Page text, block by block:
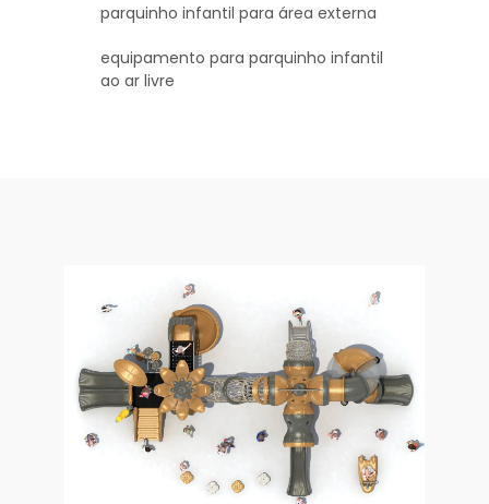
parquinho infantil para área externa
equipamento para parquinho infantil
ao ar livre